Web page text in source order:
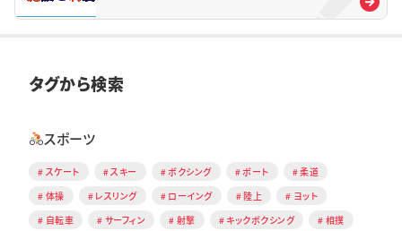
タグから検索
スポーツ
スケート スキー ボクシング ボート
柔道
体操
レスリング ローイング 陸上
ヨット
自転車
サーフィン 射撃 キックボクシング
相撲